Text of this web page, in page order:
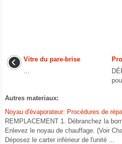
Vitre du pare-brise
...
Autres materiaux:
Noyau d'évaporateur: Procédures de
REMPLACEMENT 1. Débranchez la
Enlevez le noyau de chauffage. (Voir
Déposez le carter inférieur de l'unité ...